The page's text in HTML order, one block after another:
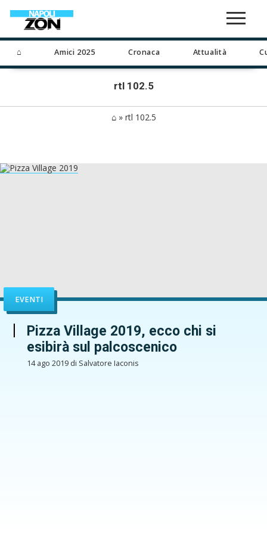
⌂ Amici 2025 Cronaca Attualità
rtl 102.5
⌂» rtl 102.5
EVENTI
Pizza Village 2019, ecco chi si
esibirà sul palcoscenico
14 ago 2019 di Salvatore Iaconis